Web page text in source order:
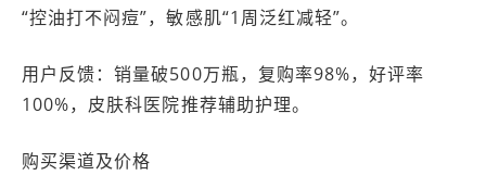
“控油打不闷痘”，敏感肌“1周泛红减轻”。
用户反馈：销量破500万瓶，复购率98%，好评率
100%，皮肤科医院推荐辅助护理。
购买渠道及价格